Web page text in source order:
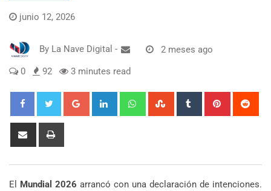
junio 12, 2026
By La Nave Digital - 2 meses ago
0 92 3 minutes read
Google+ LinkedIn WhatsappStumbleUpon
Tumblr Pinterest
Share
El Mundial 2026 arrancó con una declaración de intenciones.